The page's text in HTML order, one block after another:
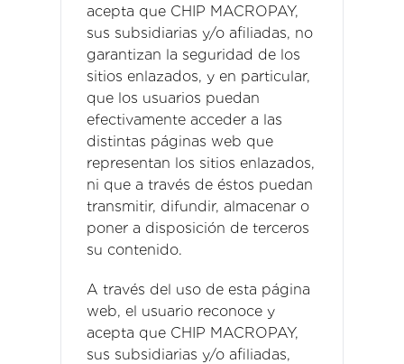
acepta que CHIP MACROPAY,
sus subsidiarias y/o afiliadas, no
garantizan la seguridad de los
sitios enlazados, y en particular,
que los usuarios puedan
efectivamente acceder a las
distintas páginas web que
representan los sitios enlazados,
ni que a través de éstos puedan
transmitir, difundir, almacenar o
poner a disposición de terceros
su contenido.
A través del uso de esta página
web, el usuario reconoce y
acepta que CHIP MACROPAY,
sus subsidiarias y/o afiliadas,